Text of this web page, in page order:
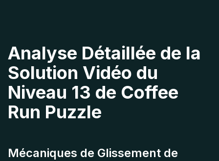
Analyse Détaillée de la
Solution Vidéo du
Niveau 13 de Coffee
Run Puzzle
Mécaniques de Glissement de